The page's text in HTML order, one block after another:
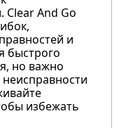
Clear And Go
и
быстрого
но важно
избежать